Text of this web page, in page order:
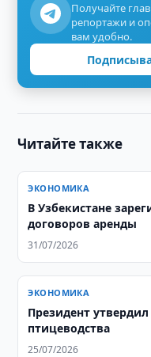
Получайте
репортажи и
вам удобно.
Читайте также
ЭКОНОМИКА
В Узбекистане
договоров аренды
31/07/2026
ЭКОНОМИКА
Президент
птицеводства
25/07/2026